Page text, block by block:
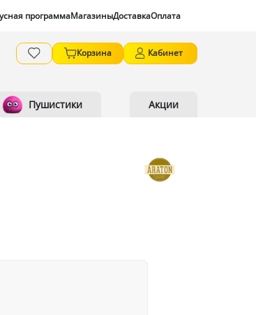
программаМагазиныДоставкаОплата
Корзина Кабинет
Пушистики Акции